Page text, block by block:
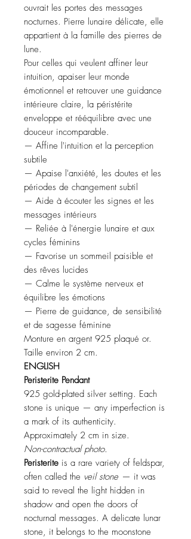
ouvrait les portes des messages
nocturnes. Pierre lunaire délicate, elle
appartient à la famille des pierres de
lune.
Pour celles qui veulent affiner leur
intuition, apaiser leur monde
émotionnel et retrouver une guidance
intérieure claire, la péristérite
enveloppe et rééquilibre avec une
douceur incomparable.
— Affine l'intuition et la perception
subtile
— Apaise l'anxiété, les doutes et les
périodes de changement subtil
— Aide à écouter les signes et les
messages intérieurs
— Reliée à l'énergie lunaire et aux
cycles féminins
— Favorise un sommeil paisible et
des rêves lucides
— Calme le système nerveux et
équilibre les émotions
— Pierre de guidance, de sensibilité
et de sagesse féminine
Monture en argent 925 plaqué or.
Taille environ 2 cm.
ENGLISH
Peristerite Pendant
925 gold-plated silver setting. Each
stone is unique — any imperfection is
a mark of its authenticity.
Approximately 2 cm in size.
Non-contractual photo.
Peristerite is a rare variety of feldspar,
often called the veil stone — it was
said to reveal the light hidden in
shadow and open the doors of
nocturnal messages. A delicate lunar
stone, it belongs to the moonstone